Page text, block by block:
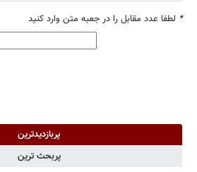
* لطفا عدد مقابل را در جعبه متن وارد کنید
پربازدیدترین
پربحث ترین